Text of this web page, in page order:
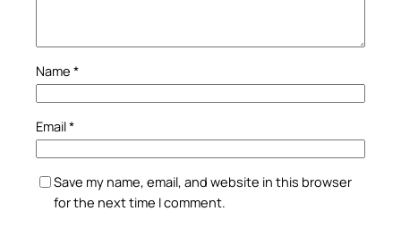
Name *
Email*
Save my name, email, and website in this browser
for the next time I comment.